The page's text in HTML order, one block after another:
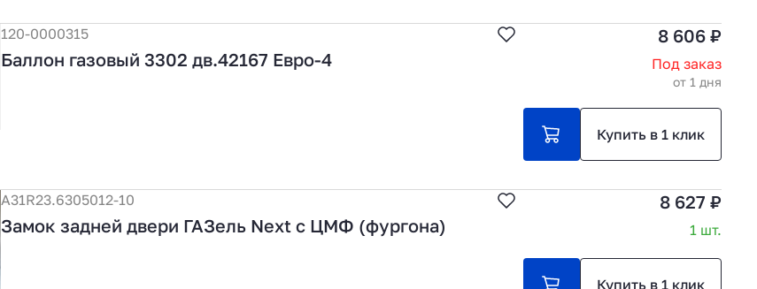
120-0000315
Баллон газовый 3302 дв.42167 Евро-4
8 606 ₽
Под заказ
от 1 дня
Купить в 1 клик
А31R23.6305012-10
Замок задней двери ГАЗель Next с ЦМФ (фургона)
8 627 ₽
1 шт.
Купить в 1 клик